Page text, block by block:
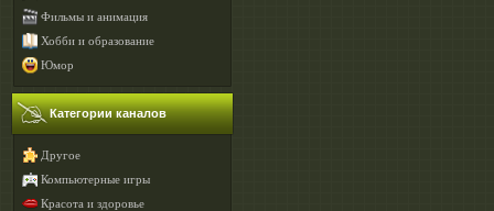
Фильмы и анимация
Хобби и образование
Юмор
Категории каналов
Другое
Компьютерные игры
Красота и здоровье